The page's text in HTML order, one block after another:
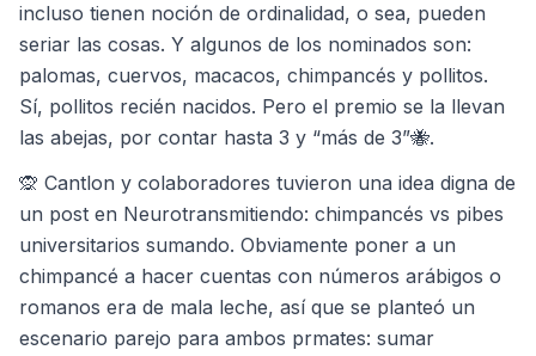
incluso tienen noción de ordinalidad, o sea, pueden
seriar las cosas. Y algunos de los nominados son:
palomas, cuervos, macacos, chimpancés y pollitos.
Sí, pollitos recién nacidos. Pero el premio se la llevan
las abejas, por contar hasta 3 y “más de 3”🐝.
🙊 Cantlon y colaboradores tuvieron una idea digna de
un post en Neurotransmitiendo: chimpancés vs pibes
universitarios sumando. Obviamente poner a un
chimpancé a hacer cuentas con números arábigos o
romanos era de mala leche, así que se planteó un
escenario parejo para ambos prmates: sumar